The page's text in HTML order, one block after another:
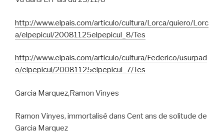
http://www.elpais.com/articulo/cultura/Lorca/quiero/Lorc
a/elpepicul/20081125elpepicul_8/Tes
http://www.elpais.com/articulo/cultura/Federico/usurpad
o/elpepicul/20081125elpepicul_7/Tes
Garcia Marquez,Ramon Vinyes
Ramon Vinyes, immortalisé dans Cent ans de solitude de
Garcia Marquez